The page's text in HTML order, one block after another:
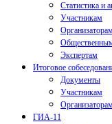
Статистика и
Участникам
Экспертам
Итоговое
Документы
Участникам
ГИА-11